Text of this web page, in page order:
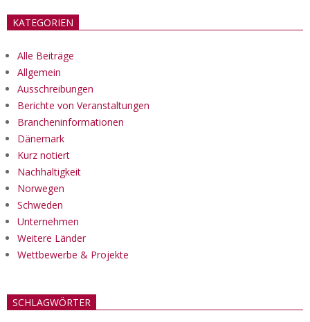
KATEGORIEN
Alle Beiträge
Allgemein
Ausschreibungen
Berichte von Veranstaltungen
Brancheninformationen
Dänemark
Kurz notiert
Nachhaltigkeit
Norwegen
Schweden
Unternehmen
Weitere Länder
Wettbewerbe & Projekte
SCHLAGWÖRTER